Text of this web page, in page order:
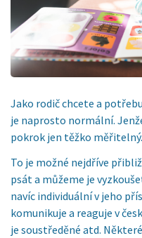
Jako rodič chcete a
je naprosto normální.
pokrok jen těžko měřitelný.
To je možné nejdříve
psát a můžeme je
navíc individuální v jeho
komunikuje a reaguje v
je soustředěné atd.